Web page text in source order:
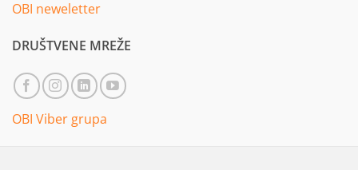
OBI neweletter
DRUŠTVENE MREŽE
OBI Viber grupa